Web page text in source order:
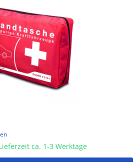
ca. 1-3 Werktage